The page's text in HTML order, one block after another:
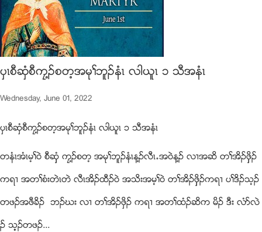
ပွၚစီဆွံစီကေ႔ဥစတ့အမုႈဘူဥနံၚ လါဎူၚ ၁ သီအနံၚ
Wednesday, June 01, 2022
ပွၚစီဆွံစီကေ႔ဥစတ့အမုႈဘူဥနံၚ လါဎူၚ ၁ သီအနံၚ
တနံၚအံၚမ့ႈ၀ဲ စီဆံွွ ကေ႔ဥစတ့ အမုႈဘူဥနံၚန႔ဥလီၚ’အ၀ဲန႔ဥ လ႕အဆိ တႈအိဥဖွွိဥ
ကရ႕ အတႈစံးတဲၚတဲ လီၚအိဥထီဥ၀ဲ အသိးအမ့ႈ၀ဲ တႈအိဥဖွွိဥကရ႕ ပႈဒိဥသ့ဥ
တဖဥအဖီခိဥ ဘဥဃး လ႕ တႈအိဥဖွိဥ ကရ႕ အတႈထံဥဆိက မိဥ ဒီး လံဏလဲ
ဥ သ့့ဥတဖဥ...